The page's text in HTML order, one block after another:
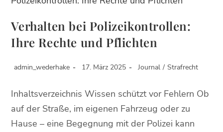
Verhalten bei Polizeikontrollen:
Ihre Rechte und Pflichten
admin_wederhake 17. März 2025 Journal / Strafrecht
Inhaltsverzeichnis Wissen schützt vor Fehlern Ob
auf der Straße, im eigenen Fahrzeug oder zu
Hause – eine Begegnung mit der Polizei kann